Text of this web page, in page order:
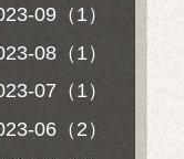
09（1）
08（1）
07（1）
06（2）